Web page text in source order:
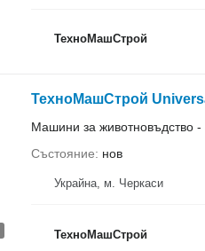
ТехноМашСтрой
ТехноМашСтрой
Машини за животновъдство -
Състояние
нов
Украйна, м. Черкаси
ТехноМашСтрой